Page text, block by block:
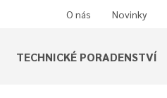
O nás Novinky
TECHNICKÉ PORADENSTVÍ